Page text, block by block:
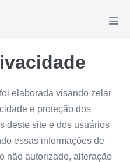
elaborada visando zelar
e proteção dos
deste site e dos usuários
essas informações de
não autorizado, alteração